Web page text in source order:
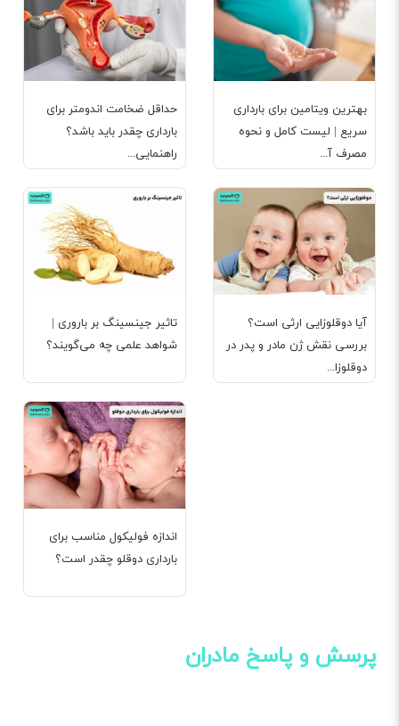
حداقل ضخامت اندومتر برای
بارداری چقدر باید باشد؟
راهنمایی...
بهترین ویتامین برای بارداری
سریع | لیست کامل و نحوه
مصرف آ...
تاثیر جینسینگ بر باروری |
شواهد علمی چه می‌گویند؟
آیا دوقلوزایی ارثی است؟
بررسی نقش ژن مادر و پدر در
دوقلوزا...
اندازه فولیکول مناسب برای
بارداری دوقلو چقدر است؟
پرسش و پاسخ مادران